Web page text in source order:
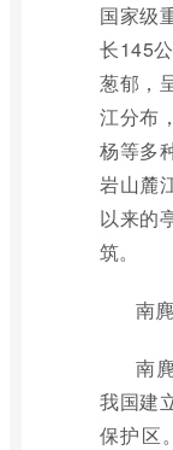
国家级
长145
葱郁，
江分布
杨等多
岩山麓
以来的
筑。
南
南
我国建
保护区